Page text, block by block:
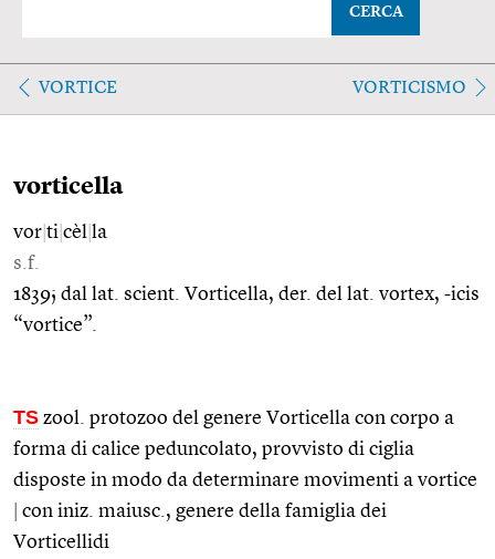
CERCA
VORTICE VORTICISMO
vorticella
vor ti cèl la
s.f.
1839; dal lat. scient. Vorticella, der. del lat. vortex, -icis
“vortice”.
TS zool. protozoo del genere Vorticella con corpo a
forma di calice peduncolato, provvisto di ciglia
disposte in modo da determinare movimenti a vortice
con iniz. maiusc., genere della famiglia dei
Vorticellidi